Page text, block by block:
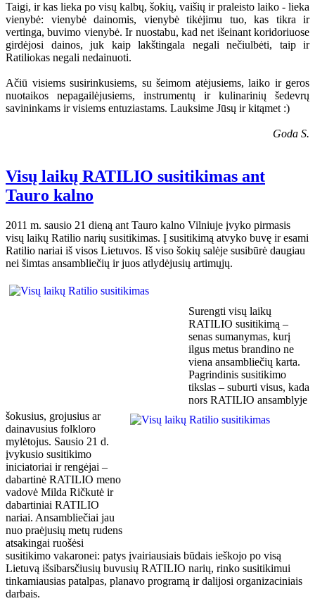
Taigi, ir kas lieka po visų kalbų, šokių, vaišių ir praleisto laiko - lieka
vienybė: vienybė dainomis, vienybė tikėjimu tuo, kas tikra ir
vertinga, buvimo vienybė. Ir nuostabu, kad net išeinant koridoriuose
girdėjosi dainos, juk kaip lakštingala negali nečiulbėti, taip ir
Ratiliokas negali nedainuoti.
Ačiū visiems susirinkusiems, su šeimom atėjusiems, laiko ir geros
nuotaikos nepagailėjusiems, instrumentų ir kulinarinių šedevrų
savininkams ir visiems entuziastams. Lauksime Jūsų ir kitąmet :)
Goda S.
Visų laikų RATILIO susitikimas ant
Tauro kalno
2011 m. sausio 21 dieną ant Tauro kalno Vilniuje įvyko pirmasis
visų laikų Ratilio narių susitikimas. Į susitikimą atvyko buvę ir esami
Ratilio nariai iš visos Lietuvos. Iš viso šokių salėje susibūrė daugiau
nei šimtas ansambliečių ir juos atlydėjusių artimųjų.
Surengti visų laikų
RATILIO susitikimą –
senas sumanymas, kurį
ilgus metus brandino ne
viena ansambliečių karta.
Pagrindinis susitikimo
tikslas – suburti visus, kada
nors RATILIO ansamblyje
šokusius, grojusius ar
dainavusius folkloro
mylėtojus. Sausio 21 d.
įvykusio susitikimo
iniciatoriai ir rengėjai –
dabartinė RATILIO meno
vadovė Milda Ričkutė ir
dabartiniai RATILIO
nariai. Ansambliečiai jau
nuo praėjusių metų rudens
atsakingai ruošėsi
susitikimo vakaronei: patys įvairiausiais būdais ieškojo po visą
Lietuvą išsibarsčiusių buvusių RATILIO narių, rinko susitikimui
tinkamiausias patalpas, planavo programą ir dalijosi organizaciniais
darbais.